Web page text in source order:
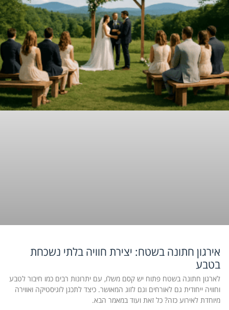
אירגון חתונה בשטח: יצירת חוויה בלתי נשכחת
בטבע
לארגון חתונה בשטח פתוח יש קסם משלו, עם יתרונות רבים כמו חיבור לטבע
וחוויה ייחודית גם לאורחים וגם לזוג המאושר. כיצד לתכנן לוגיסטיקה ואווירה
מיוחדת לאירוע כזה? כל זאת ועוד במאמר הבא.